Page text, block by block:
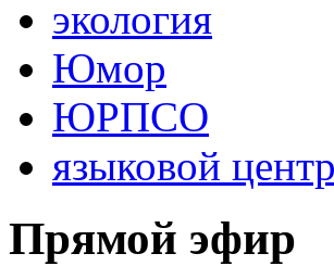
экология
Юмор
ЮРПСО
языковой
Прямой эфир